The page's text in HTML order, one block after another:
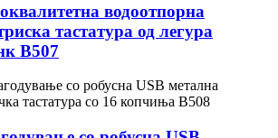
водоотпорна
тастатура од легура
B507